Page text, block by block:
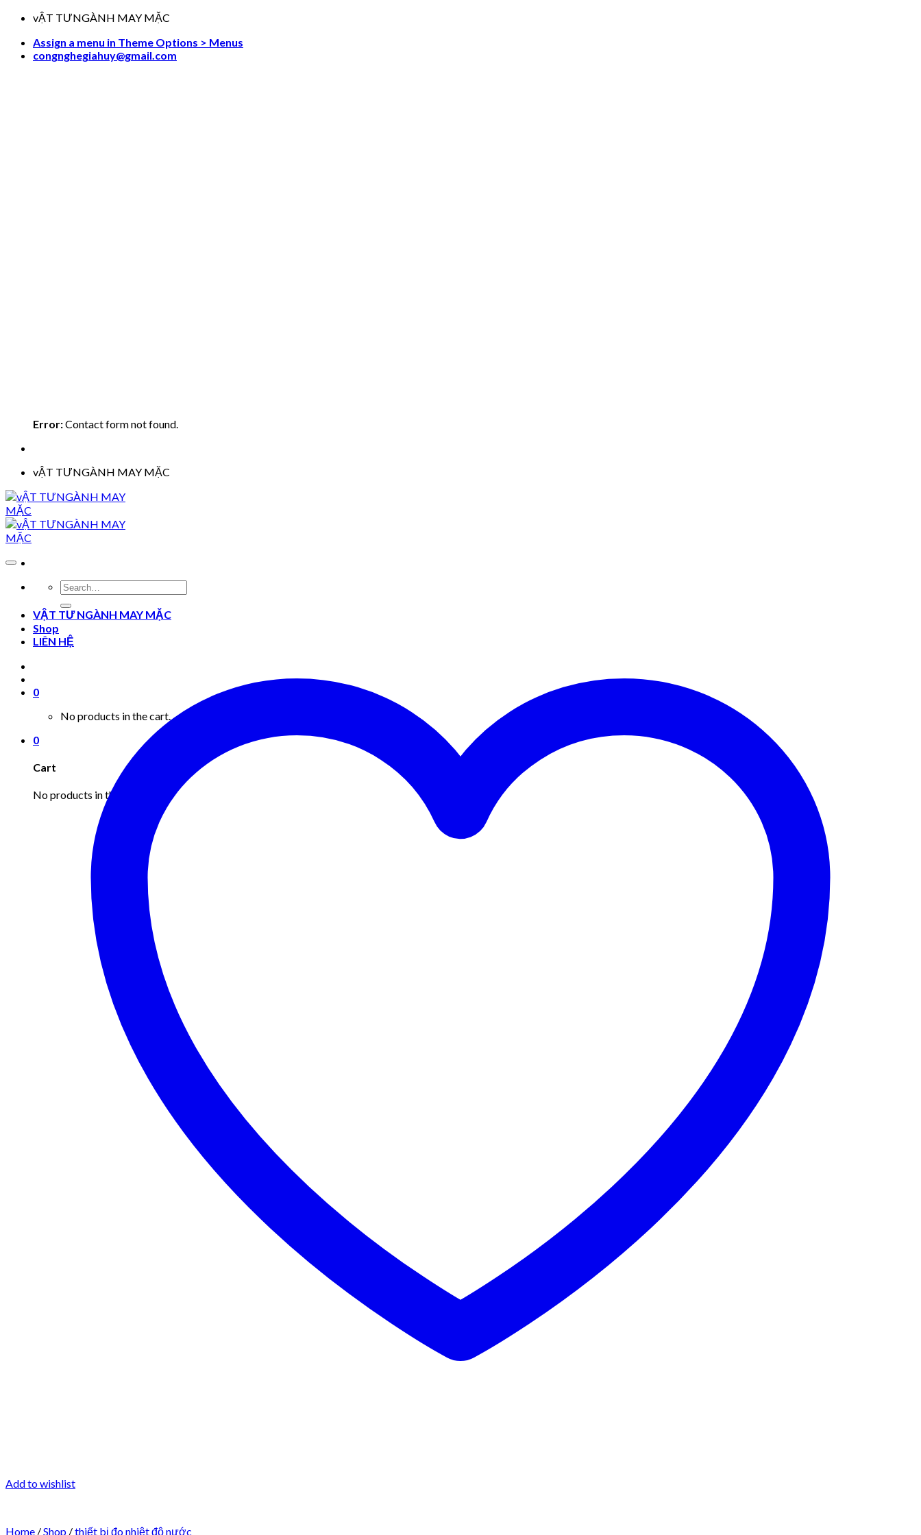
Skip
content
vẬT TƯNGÀNH MAY MẶC
Assign a menu in Theme Options > Menus
congnghegiahuy@gmail.com
Error:Contact form not found.
vẬT TƯNGÀNH MAY MẶC
Search
for:
VẬT TƯ NGÀNH MAY MẶC
Shop
LIÊN HỆ
0
No products in the cart.
0
Cart
No products in the cart.
Add to wishlist
Home /Shop /thiết bị đo nhiệt độ nước